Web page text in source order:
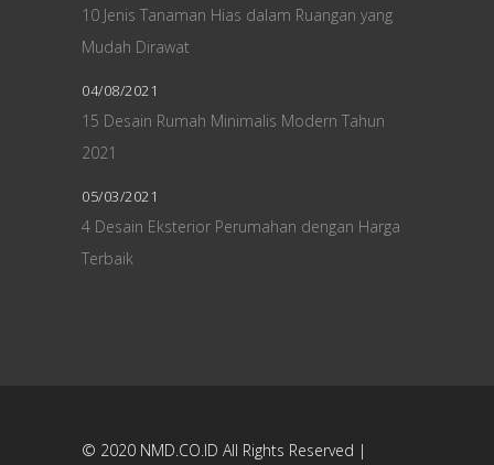
10 Jenis Tanaman Hias dalam Ruangan yang
Mudah Dirawat
04/08/2021
15 Desain Rumah Minimalis Modern Tahun
2021
05/03/2021
4 Desain Eksterior Perumahan dengan Harga
Terbaik
© 2020 NMD.CO.ID All Rights Reserved |